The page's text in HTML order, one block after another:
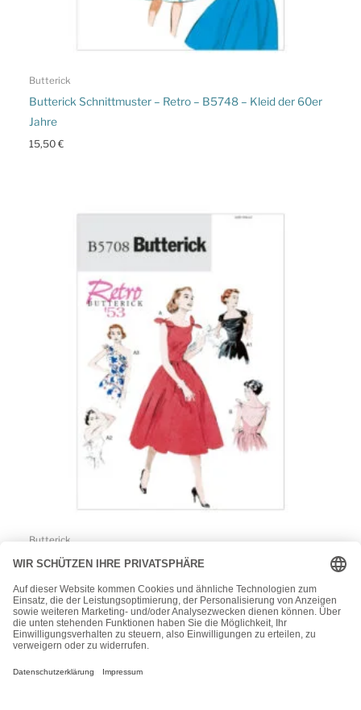
Butterick
Butterick Schnittmuster – Retro – B5748 – Kleid der 60er
Jahre
15,50€
Butterick
Butterick Schnittmuster – Retro – B5708 – Kleid der 50er
15,50€
→